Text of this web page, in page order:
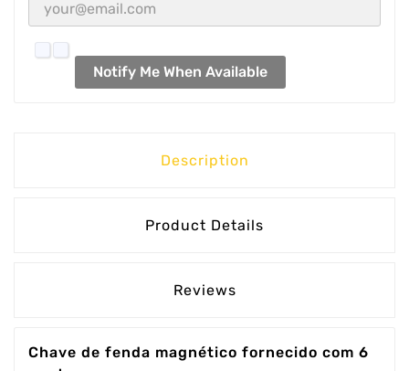
Notify Me When Available
Description
Product Details
Reviews
Chave de fenda magnético fornecido com 6